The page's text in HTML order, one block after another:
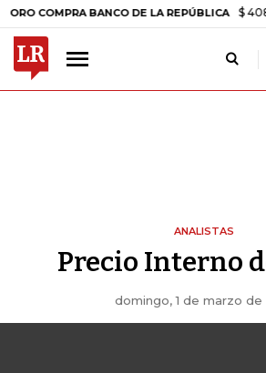
BANCO DE LA REPÚBLICA $
ANALISTAS
Precio Interno
domingo, 1 de marzo de